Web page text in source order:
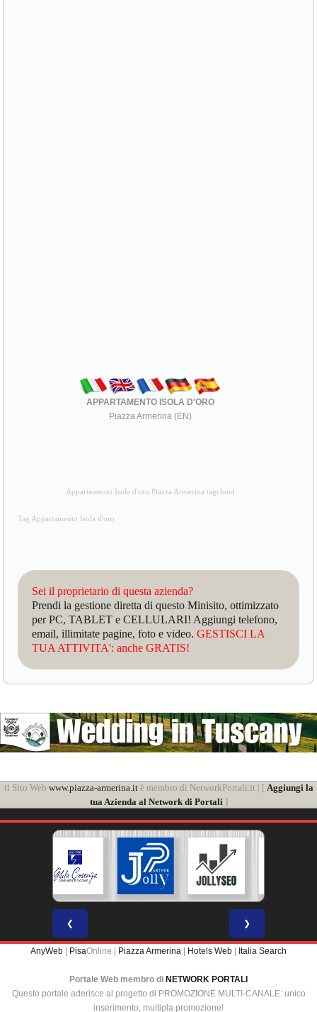
APPARTAMENTO ISOLA D'ORO
Piazza Armerina (EN)
Appartamento Isola d'oro Piazza Armerina tagcloud
Tag Appartamento Isola d'oro
Sei il proprietario di questa azienda?
Prendi la gestione diretta di questo Minisito, ottimizzato
per PC, TABLET e CELLULARI! Aggiungi telefono,
email, illimitate pagine, foto e video.GESTISCI LA
TUA ATTIVITA': anche GRATIS!
il Sito Web www.piazza-armerina.itè membro di NetworkPortali.it | [ Aggiungi la
tua Azienda al Network di Portali ]
❮ ❯
AnyWeb | PisaOnline | Piazza Armerina | Hotels Web | Italia Search
Portale Web membro di NETWORK PORTALI
Questo portale aderisce al progetto di PROMOZIONE MULTI-CANALE: unico
inserimento, multipla promozione!